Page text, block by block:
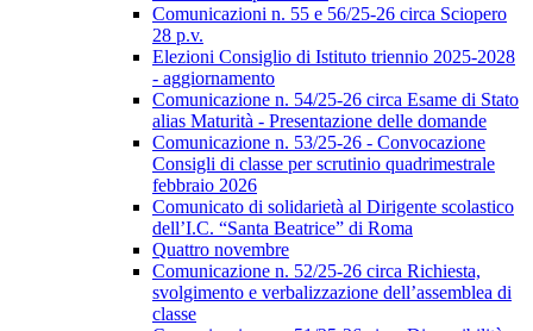
Comunicazioni n. 55 e 56/25-26 circa Sciopero
28 p.v.
Elezioni Consiglio di Istituto triennio 2025-2028
- aggiornamento
Comunicazione n. 54/25-26 circa Esame di Stato
alias Maturità - Presentazione delle domande
Comunicazione n. 53/25-26 - Convocazione
Consigli di classe per scrutinio quadrimestrale
febbraio 2026
Comunicato di solidarietà al Dirigente scolastico
dell’I.C. “Santa Beatrice” di Roma
Quattro novembre
Comunicazione n. 52/25-26 circa Richiesta,
svolgimento e verbalizzazione dell’assemblea di
classe